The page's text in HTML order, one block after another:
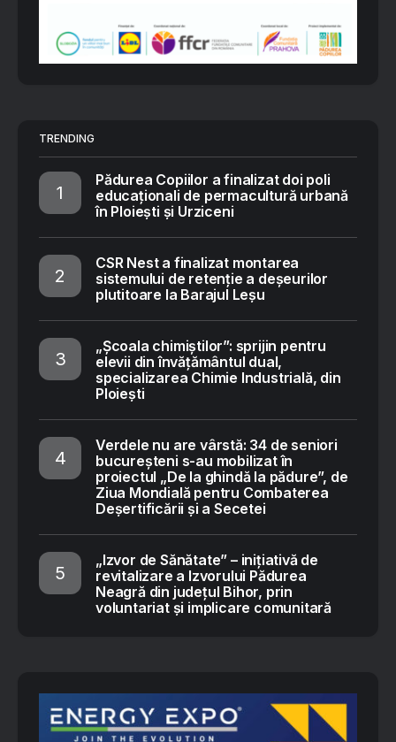
TRENDING
Pădurea Copiilor a finalizat doi poli
educaționali de permacultură urbană
în Ploiești și Urziceni
CSR Nest a finalizat montarea
sistemului de retenție a deșeurilor
plutitoare la Barajul Leșu
„Școala chimiștilor”: sprijin pentru
elevii din învățământul dual,
specializarea Chimie Industrială, din
Ploiești
Verdele nu are vârstă: 34 de seniori
bucureșteni s-au mobilizat în
proiectul „De la ghindă la pădure”, de
Ziua Mondială pentru Combaterea
Deșertificării și a Secetei
„Izvor de Sănătate” – inițiativă de
revitalizare a Izvorului Pădurea
Neagră din județul Bihor, prin
voluntariat și implicare comunitară